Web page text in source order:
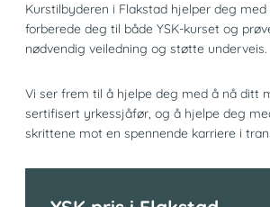
Kurstilbyderen i Flakstad hjelper deg
forberede deg til både YSK-kurset og
nødvendig veiledning og støtte underveis.
Vi ser frem til å hjelpe deg med å nå ditt
sertifisert yrkessjåfør, og å hjelpe deg
skrittene mot en spennende karriere i